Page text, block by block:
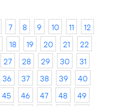
7 8 9 10 11
12
18 19 20 21
22
27 28 29 30
31
36 37 38 39
40
45 46 47 48
49